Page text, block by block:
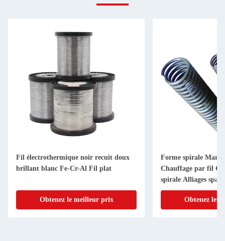
Fil électrothermique noir recuit doux
brillant blanc Fe-Cr-Al Fil plat
Obtenez le meilleur prix
Forme spirale
Chauffage par fil
spirale Alliages
Obtenez le